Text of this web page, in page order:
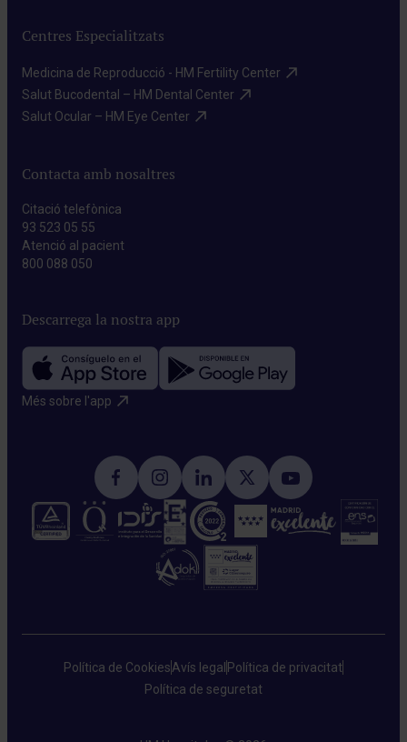
Centres Especialitzats
Medicina de Reproducció - HM Fertility Center​
Salut Bucodental – HM Dental Center​
Salut Ocular – HM Eye Center​
Contacta amb nosaltres
Citació telefònica
93 523 05 55
Atenció al pacient
800 088 050
Descarrega la nostra app
Més sobre l'app​
Política de CookiesAvís legal Política de privacitat
Política de seguretat